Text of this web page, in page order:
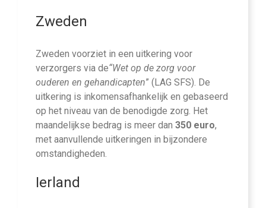
Zweden
Zweden voorziet in een uitkering voor
verzorgers via de“Wet op de zorg voor
ouderen en gehandicapten” (LAG SFS). De
uitkering is inkomensafhankelijk en gebaseerd
op het niveau van de benodigde zorg. Het
maandelijkse bedrag is meer dan 350 euro,
met aanvullende uitkeringen in bijzondere
omstandigheden.
Ierland